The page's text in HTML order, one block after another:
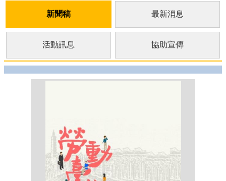
新聞稿 最新消息
活動訊息 協助宣傳